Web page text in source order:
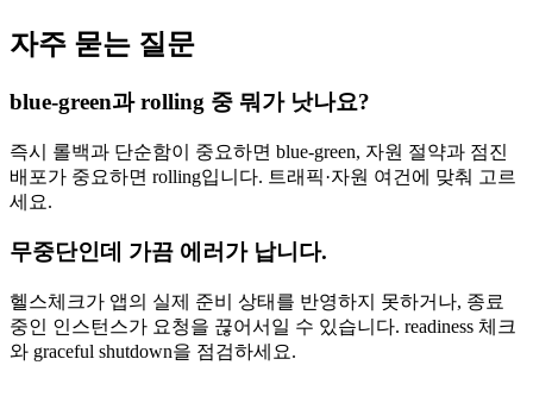
자주 묻는 질문
blue-green과 rolling 중 뭐가 낫나요?
즉시 롤백과 단순함이 중요하면 blue-green, 자원 절약과 점진
배포가 중요하면 rolling입니다. 트래픽·자원 여건에 맞춰 고르
세요.
무중단인데 가끔 에러가 납니다.
헬스체크가 앱의 실제 준비 상태를 반영하지 못하거나, 종료
중인 인스턴스가 요청을 끊어서일 수 있습니다. readiness 체크
와 graceful shutdown을 점검하세요.